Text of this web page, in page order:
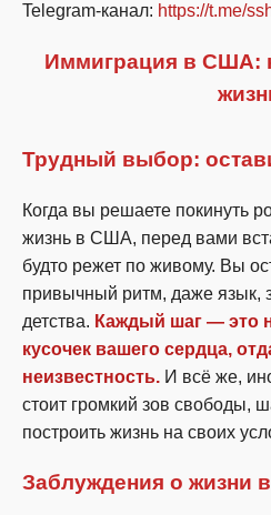
Telegram-канал: https://t.me/
Иммиграция в США:
Трудный выбор:
Когда вы решаете покинуть
жизнь в США, перед вами
будто режет по живому. Вы
привычный ритм, даже язык,
детства. Каждый шаг — это
кусочек вашего сердца,
неизвестность. И всё же,
стоит громкий зов свободы,
построить жизнь на своих
Заблуждения о жизни